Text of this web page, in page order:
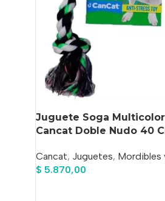
Juguete Soga
Cancat Doble Nudo 40
Cancat, Juguetes, Mordibles
$ 5.870,00